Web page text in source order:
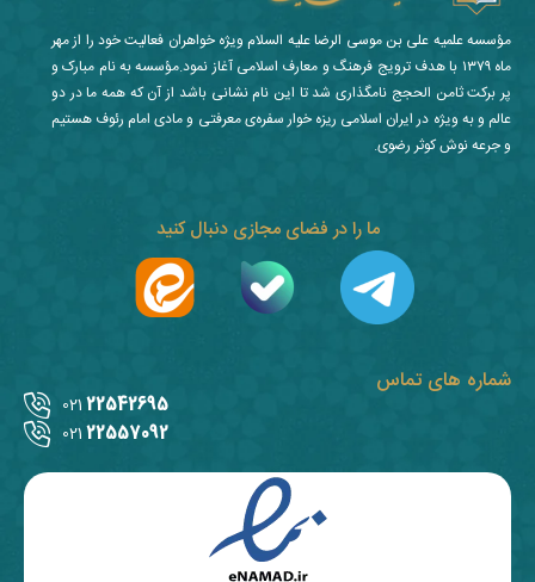
شماره های تماس
22542695
021
22557092
021
ما را در فضای مجازی دنبال کنید
مؤسسه علمیه علی بن موسی الرضا علیه السلام ویژه خواهران فعالیت خود را از مهر
ماه ۱۳۷۹ با هدف ترویج فرهنگ و معارف اسلامی آغاز نمود.مؤسسه به نام مبارک و
پر برکت ثامن الحجج نامگذاری شد تا این نام نشانی باشد از آن که همه ما در دو
عالم و به ویژه در ایران اسلامی ریزه خوار سفره‌ی معرفتی و مادی امام رئوف هستیم
و جرعه نوش کوثر رضوی.